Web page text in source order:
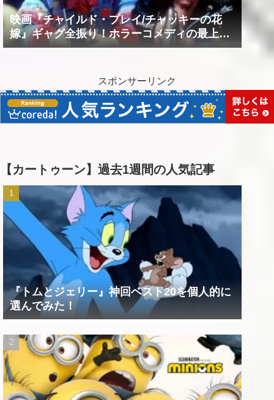
映画『チャイルド・プレイ/チャッキーの花
嫁』ギャグ全振り！ホラーコメディの最上級
作品！！
スポンサーリンク
【カートゥーン】過去1週間の人気記事
『トムとジェリー』神回ベスト20を個人的に
選んでみた！